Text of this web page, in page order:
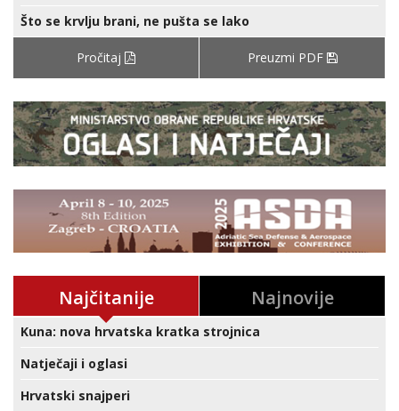
Što se krvlju brani, ne pušta se lako
Pročitaj Preuzmi PDF
Najčitanije Najnovije
Kuna: nova hrvatska kratka strojnica
Natječaji i oglasi
Hrvatski snajperi